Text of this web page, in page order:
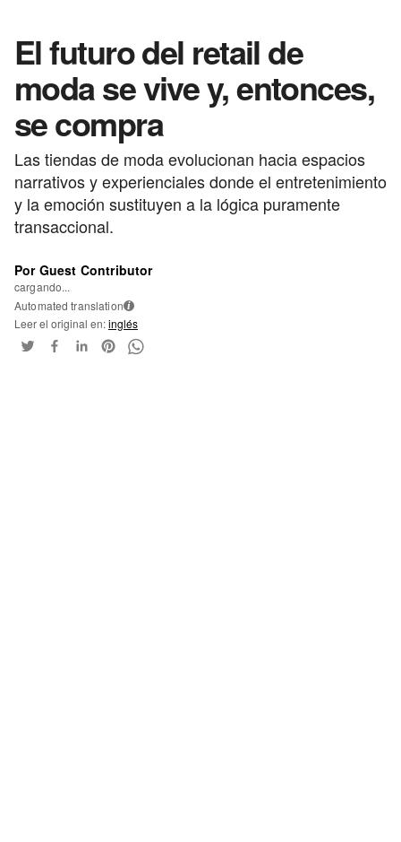
El futuro del retail de
moda se vive y, entonces,
se compra
Las tiendas de moda evolucionan hacia espacios
narrativos y experienciales donde el entretenimiento
y la emoción sustituyen a la lógica puramente
transaccional.
Por Guest Contributor
cargando...
Automated translation i
Leer el original en:inglés